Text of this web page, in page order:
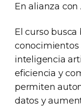
En alianza con
El curso busca
conocimientos
inteligencia
eficiencia y
permiten
datos y